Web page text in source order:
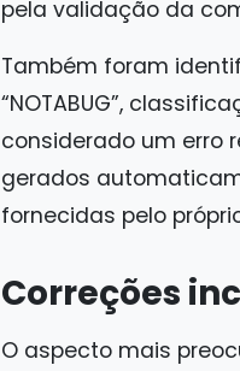
pela validação da
Também foram
“NOTABUG”,
considerado um erro
gerados
fornecidas pelo
Correções
O aspecto mais